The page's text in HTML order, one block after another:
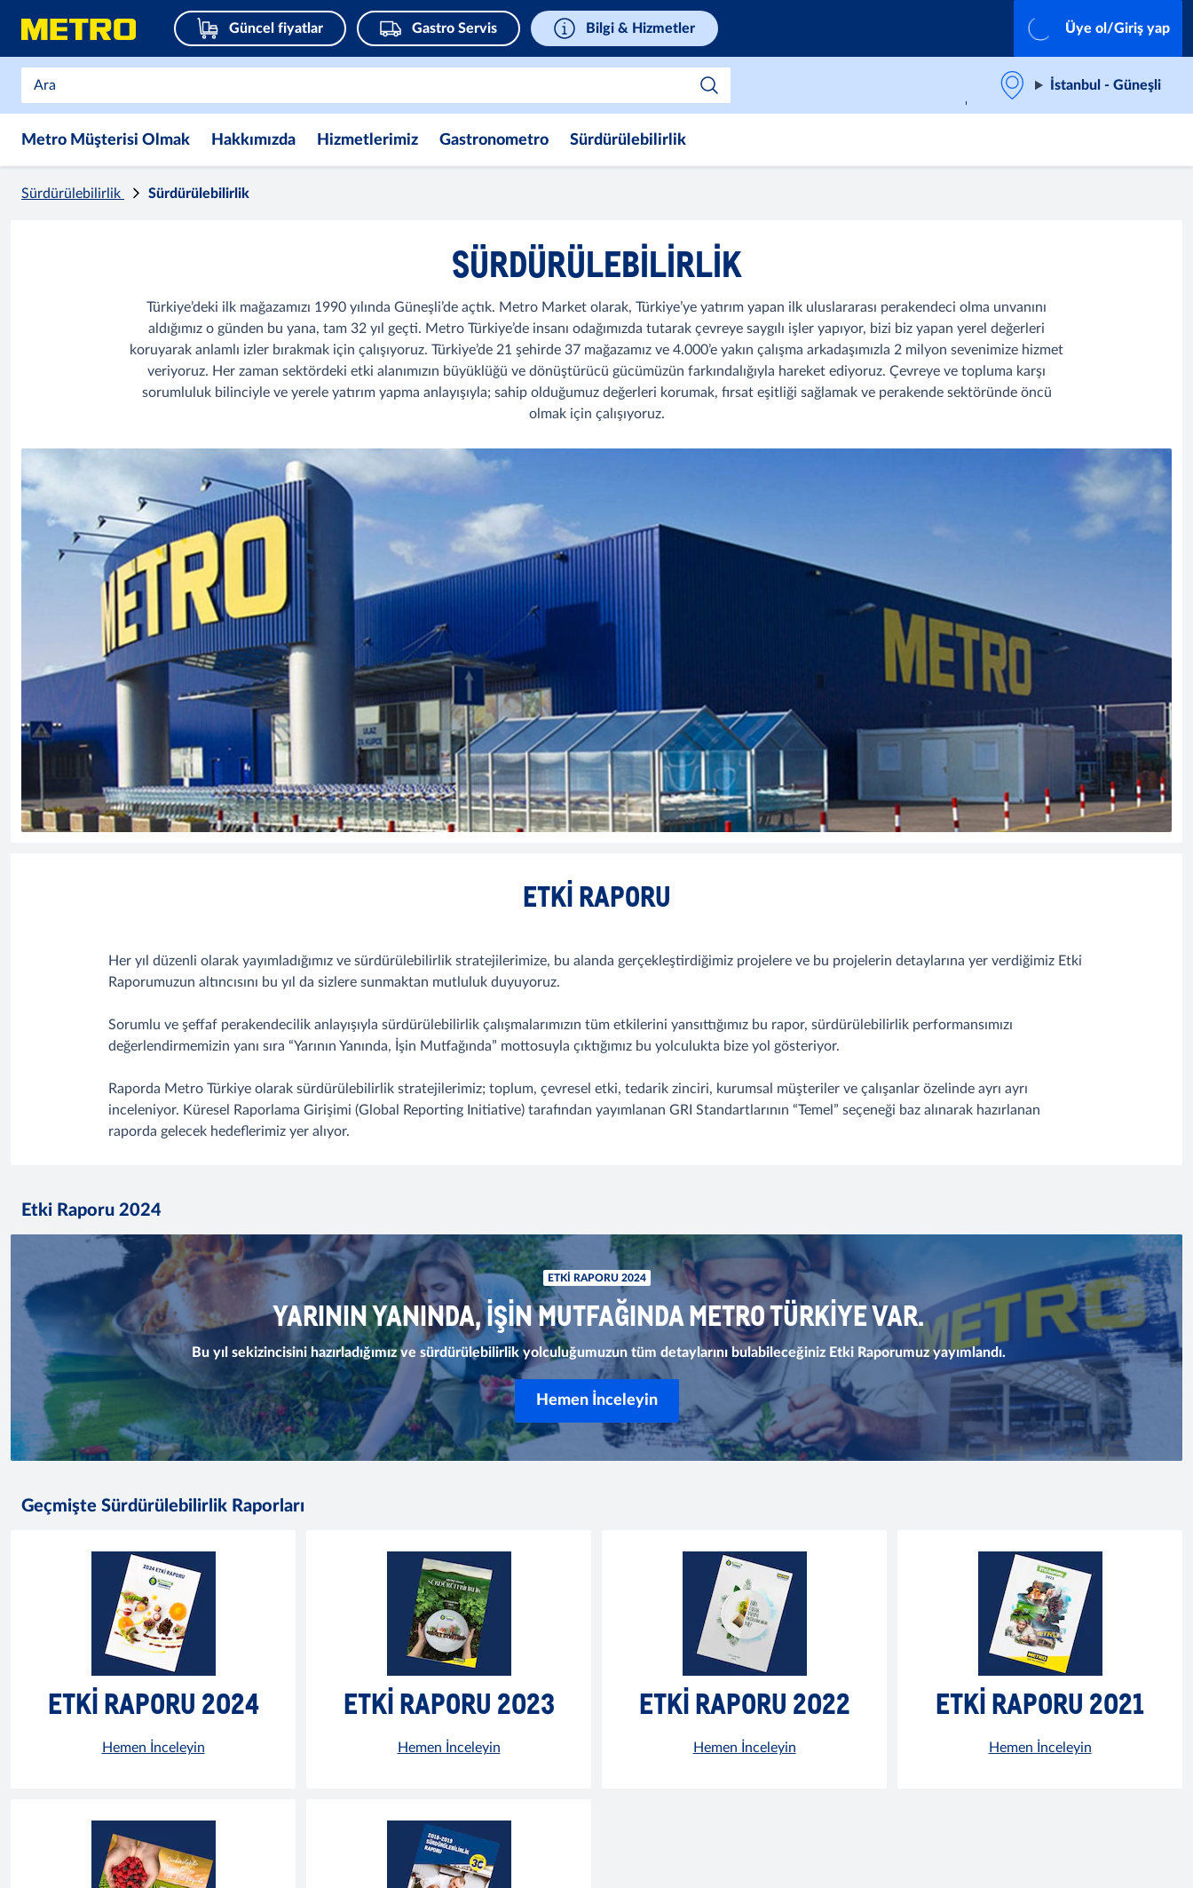
Güncel fiyatlar Gastro Servis Bilgi & Hizmetler Üye ol/Giriş yap
İstanbul - Güneşli
Metro Müşterisi Olmak Hakkımızda Hizmetlerimiz Gastronometro Sürdürülebilirlik
Sürdürülebilirlik Sürdürülebilirlik
SÜRDÜRÜLEBILIRLIK
Türkiye’deki ilk mağazamızı 1990 yılında Güneşli’de açtık. Metro Market olarak, Türkiye’ye yatırım yapan ilk uluslararası perakendeci olma unvanını
aldığımız o günden bu yana, tam 32 yıl geçti. Metro Türkiye’de insanı odağımızda tutarak çevreye saygılı işler yapıyor, bizi biz yapan yerel değerleri
koruyarak anlamlı izler bırakmak için çalışıyoruz. Türkiye’de 21 şehirde 37 mağazamız ve 4.000’e yakın çalışma arkadaşımızla 2 milyon sevenimize hizmet
veriyoruz. Her zaman sektördeki etki alanımızın büyüklüğü ve dönüştürücü gücümüzün farkındalığıyla hareket ediyoruz. Çevreye ve topluma karşı
sorumluluk bilinciyle ve yerele yatırım yapma anlayışıyla; sahip olduğumuz değerleri korumak, fırsat eşitliği sağlamak ve perakende sektöründe öncü
olmak için çalışıyoruz.
ETKI RAPORU
Her yıl düzenli olarak yayımladığımız ve sürdürülebilirlik stratejilerimize, bu alanda gerçekleştirdiğimiz projelere ve bu projelerin detaylarına yer verdiğimiz Etki
Raporumuzun altıncısını bu yıl da sizlere sunmaktan mutluluk duyuyoruz.
Sorumlu ve şeffaf perakendecilik anlayışıyla sürdürülebilirlik çalışmalarımızın tüm etkilerini yansıttığımız bu rapor, sürdürülebilirlik performansımızı
değerlendirmemizin yanı sıra “Yarının Yanında, İşin Mutfağında” mottosuyla çıktığımız bu yolculukta bize yol gösteriyor.
Raporda Metro Türkiye olarak sürdürülebilirlik stratejilerimiz; toplum, çevresel etki, tedarik zinciri, kurumsal müşteriler ve çalışanlar özelinde ayrı ayrı
inceleniyor. Küresel Raporlama Girişimi (Global Reporting Initiative) tarafından yayımlanan GRI Standartlarının “Temel” seçeneği baz alınarak hazırlanan
raporda gelecek hedeflerimiz yer alıyor.
Etki Raporu 2024
ETKI RAPORU 2024
YARININ YANINDA, İŞİN MUTFAĞINDA METRO TÜRKİYE VAR.
Bu yıl sekizincisini hazırladığımız ve sürdürülebilirlik yolculuğumuzun tüm detaylarını bulabileceğiniz Etki Raporumuz yayımlandı.
Hemen İnceleyin
Geçmişte Sürdürülebilirlik Raporları
ETKİ RAPORU 2024
Hemen İnceleyin
ETKİ RAPORU 2023
Hemen İnceleyin
ETKİ RAPORU 2022
Hemen İnceleyin
ETKI RAPORU 2021
Hemen İnceleyin